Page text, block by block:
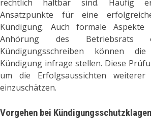
rechtlich haltbar sind. Häufig
Ansatzpunkte für eine
Kündigung. Auch formale
Anhörung des Betriebsrats
Kündigungsschreiben können
Kündigung infrage stellen. Diese
um die Erfolgsaussichten weiterer
einzuschätzen.
Vorgehen bei Kündigungsschutzklagen